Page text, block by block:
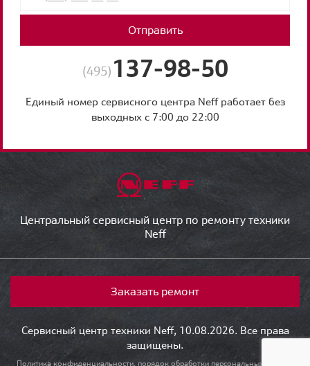
Отправить
(495) 137-98-50
Единый номер сервисного центра Neff работает без
выходных с 7:00 до 22:00
Центральный сервисный центр по ремонту техники
Neff
Заказать ремонт
Сервисный центр техники Neff, 10.08.2026. Все права
защищены.
Политика конфиденциальности, порядок обработки персональных данных